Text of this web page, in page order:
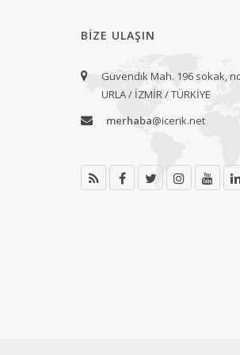
BIZE ULAŞIN
Güvendik Mah. 196 sokak,
URLA / İZMİR / TÜRKİYE
merhaba@icerik.net